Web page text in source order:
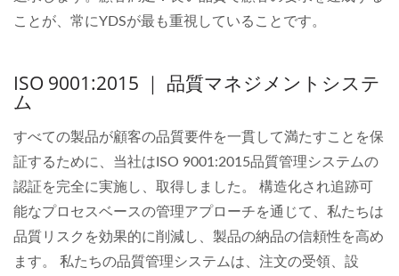
ことが、常にYDSが最も重視していることです。
ISO 9001:2015 ｜ 品質マネジメントシステ
ム
すべての製品が顧客の品質要件を一貫して満たすことを保
証するために、当社はISO 9001:2015品質管理システムの
認証を完全に実施し、取得しました。 構造化され追跡可
能なプロセスベースの管理アプローチを通じて、私たちは
品質リスクを効果的に削減し、製品の納品の信頼性を高め
ます。 私たちの品質管理システムは、注文の受領、設